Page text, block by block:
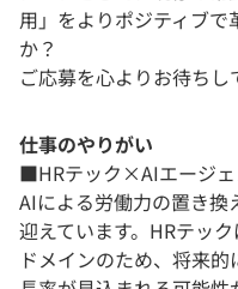
用」をよりポジティブ
か？
ご応募を心よりお待ちし
仕事のやりがい
■HRテック×AIエージェ
AIによる労働力の置き換
迎えています。HRテッ
ドメインのため、将来